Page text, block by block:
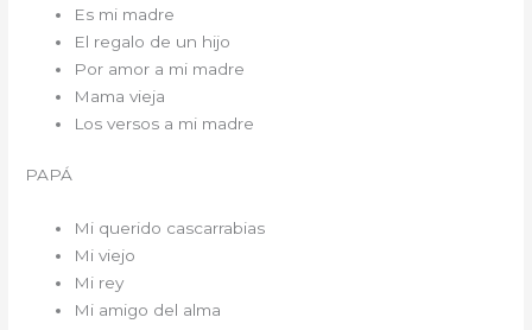
Es mi madre
El regalo de un hijo
Por amor a mi madre
Mama vieja
Los versos a mi madre
PAPÁ
Mi querido cascarrabias
Mi viejo
Mi rey
Mi amigo del alma